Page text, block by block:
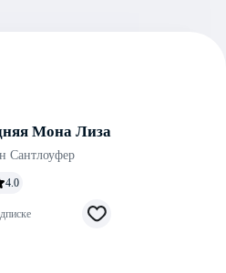
Мона Лиза
Сантлоуфер
4.0